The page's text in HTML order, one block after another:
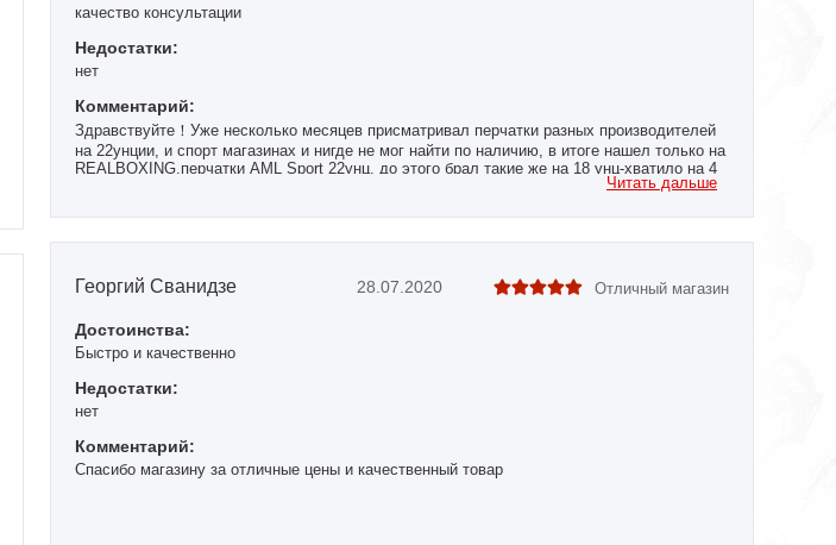
качество консультации
Недостатки:
нет
Комментарий:
Здравствуйте！Уже несколько месяцев присматривал перчатки разных производителей
на 22унции, и спорт магазинах и нигде не мог найти по наличию, в итоге нашел только на
REALBOXING,перчатки AML Sport 22унц, до этого брал такие же на 18 унц-хватило на 4
Читать дальше
Георгий Сванидзе 28.07.2020 Отличный магазин
Достоинства:
Быстро и качественно
Недостатки:
нет
Комментарий:
Спасибо магазину за отличные цены и качественный товар